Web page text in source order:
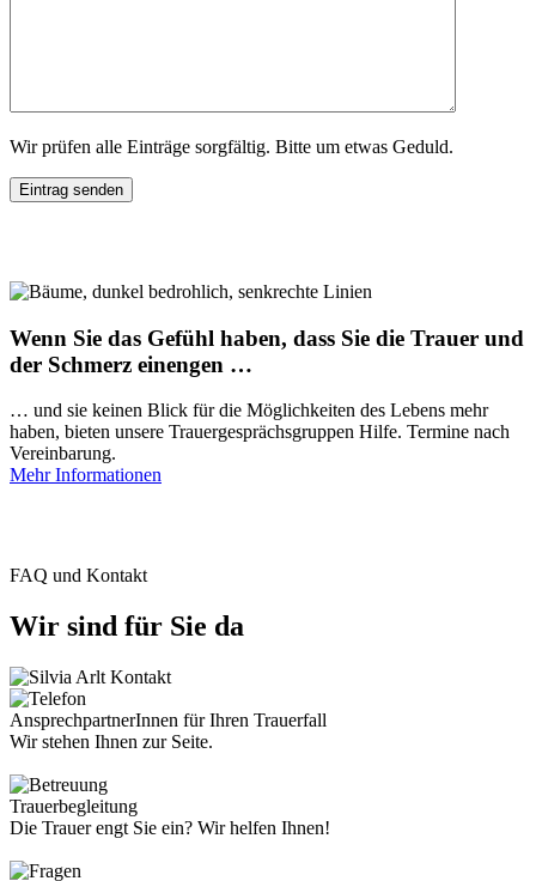
Wir prüfen alle Einträge sorgfältig. Bitte um etwas Geduld.
Wenn Sie das Gefühl haben, dass Sie die Trauer und
der Schmerz einengen …
… und sie keinen Blick für die Möglichkeiten des Lebens mehr
haben, bieten unsere Trauergesprächsgruppen Hilfe. Termine nach
Vereinbarung.
Mehr Informationen
FAQ und Kontakt
Wir sind für Sie da
AnsprechpartnerInnen für Ihren Trauerfall
Wir stehen Ihnen zur Seite.
Trauerbegleitung
Die Trauer engt Sie ein? Wir helfen Ihnen!